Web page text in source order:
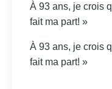
À 93 ans, je crois
fait ma part! »
À 93 ans, je crois
fait ma part! »